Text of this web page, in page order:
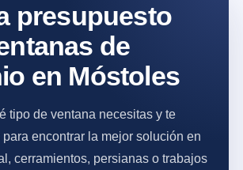
presupuesto
de
en Móstoles
tipo de ventana necesitas y te
encontrar la mejor solución en
cerramientos, persianas o trabajos